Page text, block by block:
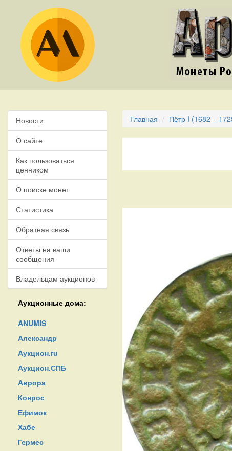
Новости
О сайте
Как пользоваться
ценником
О поиске монет
Статистика
Обратная связь
Ответы на ваши
сообщения
Владельцам аукционов
Аукционные дома:
ANUMIS
Александр
Аукцион.ru
Аукцион.СПБ
Аврора
Конрос
Ефимок
Хабе
Гермес
Главная Пётр I (1682 –